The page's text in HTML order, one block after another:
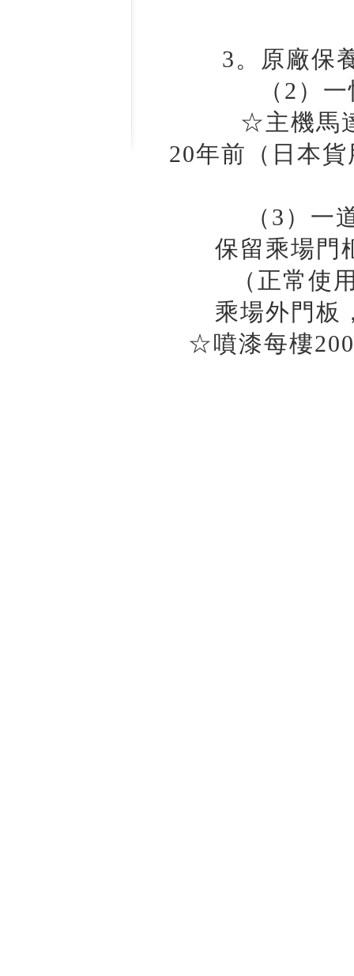
3。原廠保
（2）
☆主機馬
20年前（日本
（3）一
保留乘場門
（正常使
乘場外門板
☆噴漆每樓